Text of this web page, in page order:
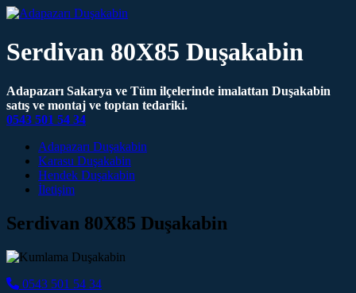
Serdivan 80X85 Duşakabin
Adapazarı Sakarya ve Tüm ilçelerinde imalattan Duşakabin
satış ve montaj ve toptan tedariki.
0543 501 54 34
Main Navigation
Adapazarı Duşakabin
Karasu Duşakabin
Hendek Duşakabin
İletişim
Serdivan 80X85 Duşakabin
0543 501 54 34